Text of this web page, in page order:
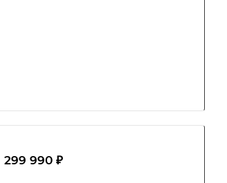
299 990 ₽